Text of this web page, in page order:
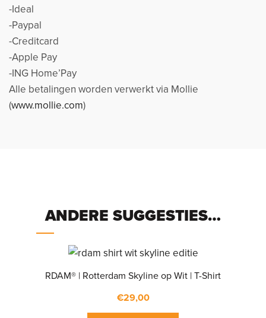
-Ideal
-Paypal
-Creditcard
-Apple Pay
-ING Home’Pay
Alle betalingen worden verwerkt via Mollie
(www.mollie.com)
ANDERE SUGGESTIES…
RDAM® | Rotterdam Skyline op Wit | T-Shirt
€29,00